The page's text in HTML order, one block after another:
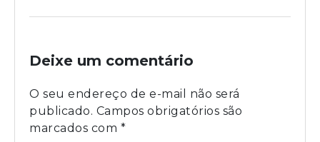
Deixe um comentário
O seu endereço de e-mail não será
publicado. Campos obrigatórios são
marcados com *